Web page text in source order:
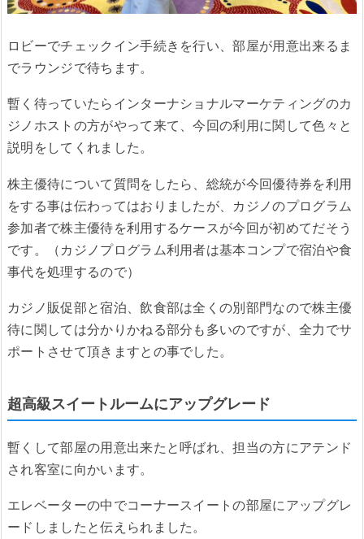
ロビーでチェックイン手続きを行い、部屋が用意出来るま
でラウンジで待ちます。
暫く待っていたらインターナショナルマーケティングのカ
ジノホストの方がやって来て、今回の利用に関して色々と
説明をしてくれました。
株主優待について質問をしたら、総統が今回優待券を利用
をする事は伝わってはおりましたが、カジノのプログラム
参加者で株主優待を利用するケースが今回が初めてだそう
です。（カジノプログラム利用者は基本コンプで宿泊や食
事代を処理するので）
カジノ販促部と宿泊、飲食部は全くの別部門なので株主優
待に関しては分かりかねる部分も多いのですが、全力でサ
ポートさせて頂きますとの事でした。
超高級スイートルームにアップグレード
暫くして部屋の用意出来たと呼ばれ、担当の方にアテンド
され客室に向かいます。
エレベーターの中でコーナースイートの部屋にアップグレ
ードしましたと伝えられました。